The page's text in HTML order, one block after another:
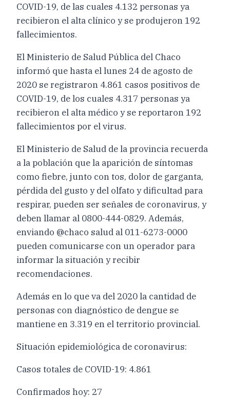
COVID-19, de las cuales 4.132 personas ya
recibieron el alta clínico y se produjeron 192
fallecimientos.
El Ministerio de Salud Pública del Chaco
informó que hasta el lunes 24 de agosto de
2020 se registraron 4.861 casos positivos de
COVID-19, de los cuales 4.317 personas ya
recibieron el alta médico y se reportaron 192
fallecimientos por el virus.
El Ministerio de Salud de la provincia recuerda
a la población que la aparición de síntomas
como fiebre, junto con tos, dolor de garganta,
pérdida del gusto y del olfato y dificultad para
respirar, pueden ser señales de coronavirus, y
deben llamar al 0800-444-0829. Además,
enviando @chaco salud al 011-6273-0000
pueden comunicarse con un operador para
informar la situación y recibir
recomendaciones.
Además en lo que va del 2020 la cantidad de
personas con diagnóstico de dengue se
mantiene en 3.319 en el territorio provincial.
Situación epidemiológica de coronavirus:
Casos totales de COVID-19: 4.861
Confirmados hoy: 27